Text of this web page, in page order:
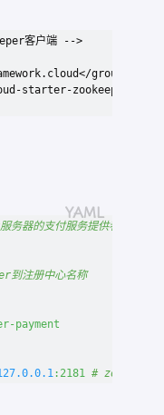
客户端 -->
groupId>
starter-zookeeper-
器的支付服务提供者端口号
到注册中心名称
payment
.0.1 :2181 # zookeeper